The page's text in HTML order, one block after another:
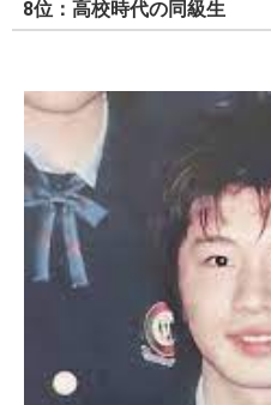
8位：高校時代の同級生